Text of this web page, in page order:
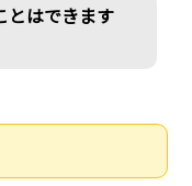
とはできます